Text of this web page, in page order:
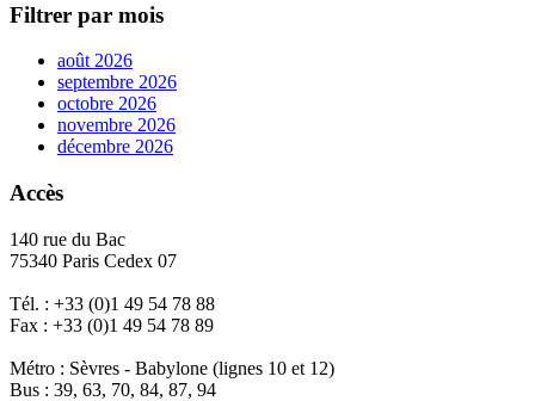
Filtrer par mois
août 2026
septembre 2026
octobre 2026
novembre 2026
décembre 2026
Accès
140 rue du Bac
75340 Paris Cedex 07
Tél. : +33 (0)1 49 54 78 88
Fax : +33 (0)1 49 54 78 89
Métro : Sèvres - Babylone (lignes 10 et 12)
Bus : 39, 63, 70, 84, 87, 94